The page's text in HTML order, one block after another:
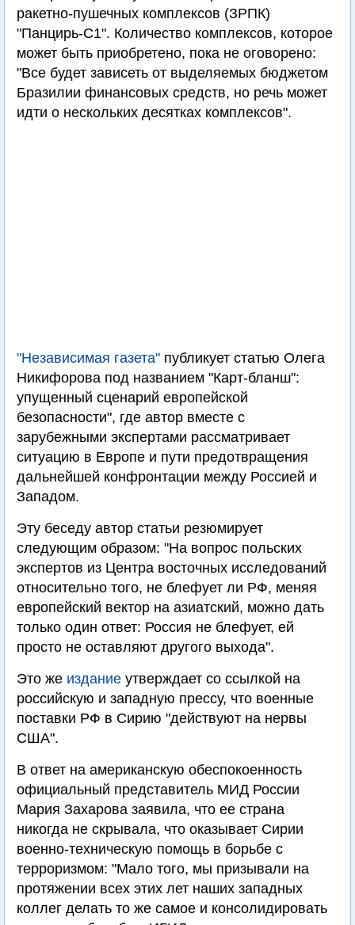
ракетно-пушечных комплексов (ЗРПК)
"Панцирь-С1". Количество комплексов, которое
может быть приобретено, пока не оговорено:
"Все будет зависеть от выделяемых бюджетом
Бразилии финансовых средств, но речь может
идти о нескольких десятках комплексов".
"Независимая газета" публикует статью Олега
Никифорова под названием "Карт-бланш":
упущенный сценарий европейской
безопасности", где автор вместе с
зарубежными экспертами рассматривает
ситуацию в Европе и пути предотвращения
дальнейшей конфронтации между Россией и
Западом.
Эту беседу автор статьи резюмирует
следующим образом: "На вопрос польских
экспертов из Центра восточных исследований
относительно того, не блефует ли РФ, меняя
европейский вектор на азиатский, можно дать
только один ответ: Россия не блефует, ей
просто не оставляют другого выхода".
Это же издание утверждает со ссылкой на
российскую и западную прессу, что военные
поставки РФ в Сирию "действуют на нервы
США".
В ответ на американскую обеспокоенность
официальный представитель МИД России
Мария Захарова заявила, что ее страна
никогда не скрывала, что оказывает Сирии
военно-техническую помощь в борьбе с
терроризмом: "Мало того, мы призывали на
протяжении всех этих лет наших западных
коллег делать то же самое и консолидировать